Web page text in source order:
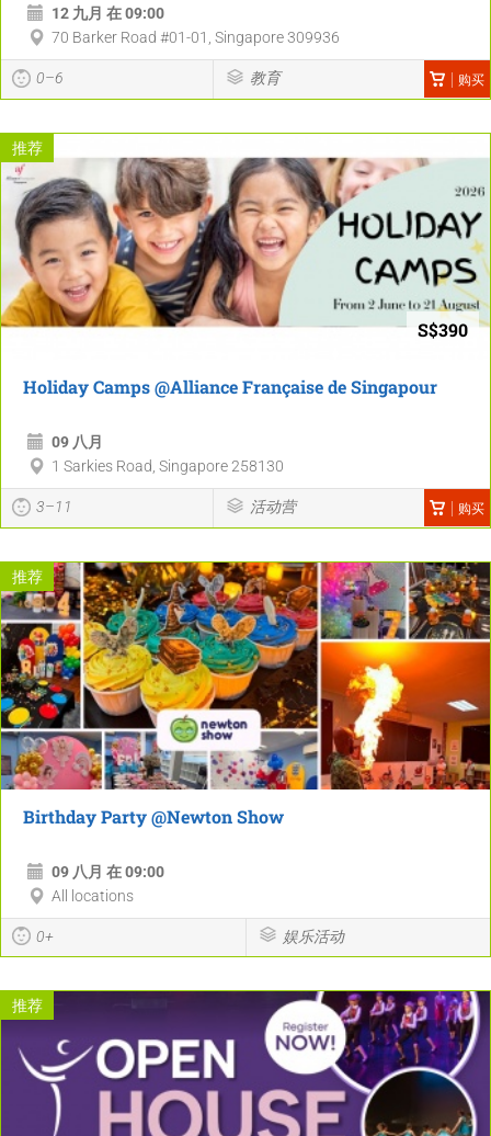
12 九月 在 09:00
70 Barker Road #01-01, Singapore 309936
0–6 教育 购买
推荐
S$390
Holiday Camps @Alliance Française de Singapour
09 八月
1 Sarkies Road, Singapore 258130
3–11 活动营 购买
推荐
Birthday Party @Newton Show
09 八月 在 09:00
All locations
0+ 娱乐活动
推荐